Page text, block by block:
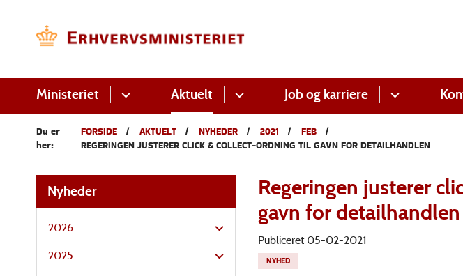
Ministeriet Aktuelt Job og karriere
Du er
her:
FORSIDE AKTUELT NYHEDER 2021
FEB
REGERINGEN JUSTERER CLICK & COLLECT-ORDNING TIL GAVN FOR DETAILHANDLEN
Nyheder
2026
2025
Regeringen justerer
gavn for detailhandlen
Publiceret 05-02-2021
NYHED